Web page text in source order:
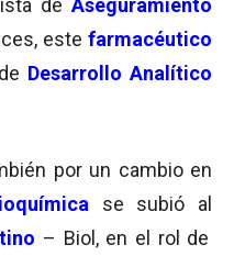
de Aseguramiento
estefarmacéutico
Desarrollo Analítico
por un cambio en
se subió al
– Biol, en el rol de